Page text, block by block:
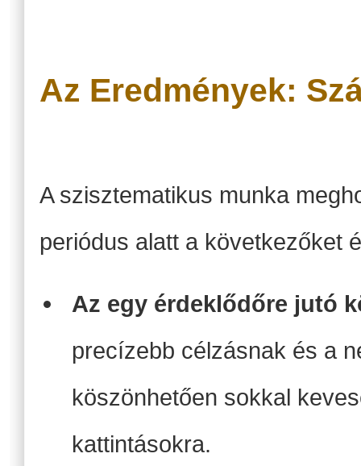
Az Eredmények:
A szisztematikus munka
periódus alatt a következőket
Az egy érdeklődőre jutó
precízebb célzásnak és a
köszönhetően sokkal
kattintásokra.